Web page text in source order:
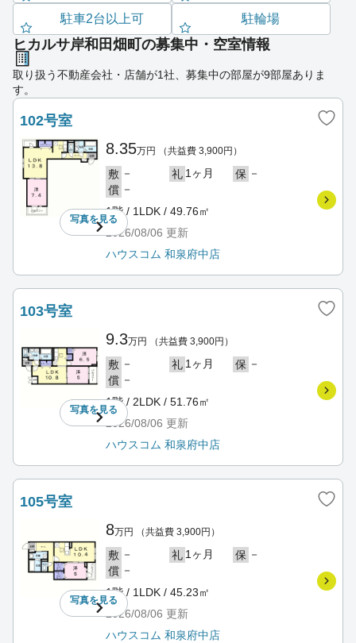
駐車2台以上可 駐輪場
ヒカルサ岸和田畑町の募集中・空室情報
取り扱う不動産会社・店舗が1社、募集中の部屋が9部屋ありま
す。
102号室
写真を見る
8.35万円 （共益費 3,900円）
敷 － 礼 1ヶ月 保 －
償 －
1階 / 1LDK / 49.76㎡
2026/08/06 更新
ハウスコム 和泉府中店
103号室
写真を見る
9.3万円 （共益費 3,900円）
敷 － 礼 1ヶ月 保 －
償 －
1階 / 2LDK / 51.76㎡
2026/08/06 更新
ハウスコム 和泉府中店
105号室
写真を見る
8万円 （共益費 3,900円）
敷 － 礼 1ヶ月 保 －
償 －
1階 / 1LDK / 45.23㎡
2026/08/06 更新
ハウスコム 和泉府中店